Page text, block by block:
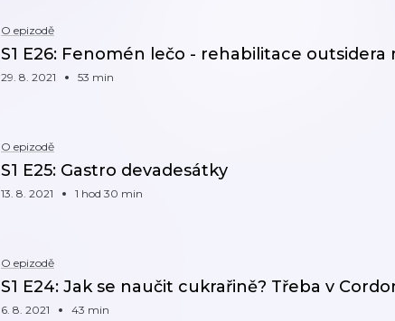
O epizodě
S1 E26: Fenomén lečo - rehabilitace
29. 8. 2021 53 min
O epizodě
S1 E25: Gastro devadesátky
13. 8. 2021 1 hod 30 min
O epizodě
S1 E24: Jak se naučit cukrařině? Třeba v
6. 8. 2021 43 min